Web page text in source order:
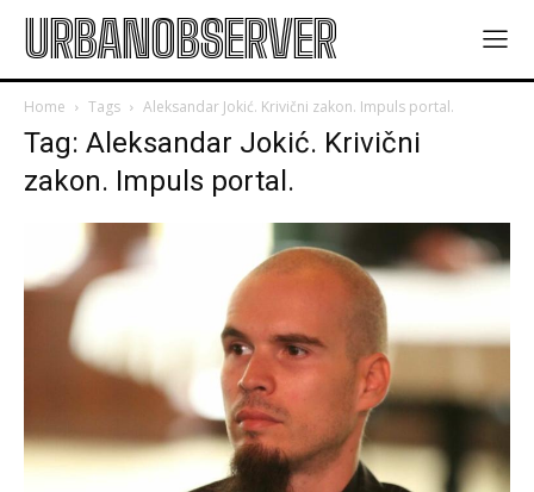
URBANOBSERVER
Home Tags Aleksandar Jokić. Krivični zakon. Impuls portal.
Tag: Aleksandar Jokić. Krivični
zakon. Impuls portal.